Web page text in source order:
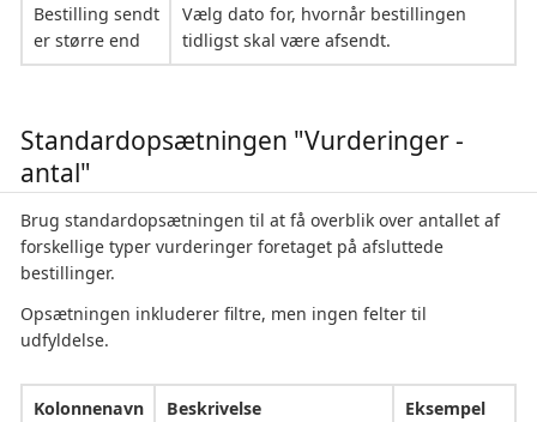
Bestilling sendt
er større end
Vælg dato for, hvornår bestillingen
tidligst skal være afsendt.
Standardopsætningen "Vurderinger -
antal"
Brug standardopsætningen til at få overblik over antallet af
forskellige typer vurderinger foretaget på afsluttede
bestillinger.
Opsætningen inkluderer filtre, men ingen felter til
udfyldelse.
Kolonnenavn Beskrivelse Eksempel